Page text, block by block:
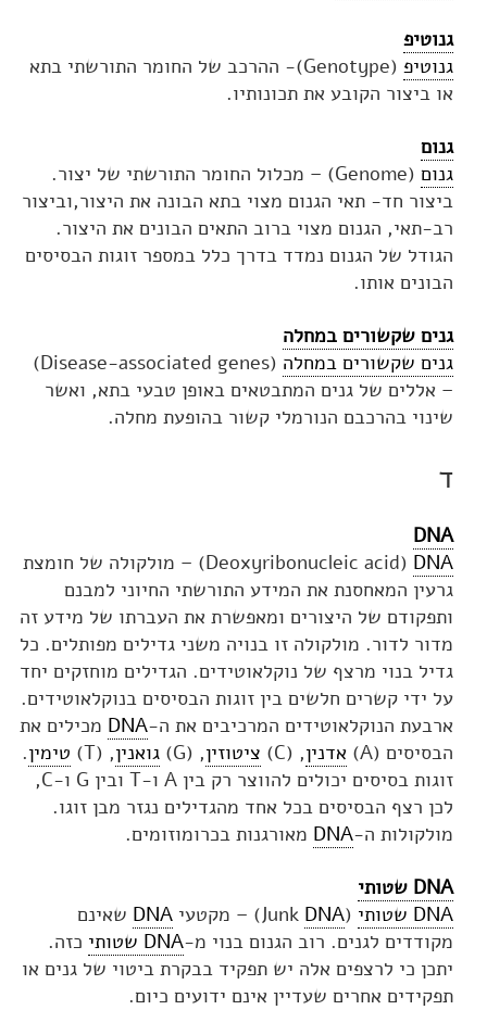
גנוטיפ
גנוטיפ
(Genotype)- ההרכב של החומר התורשתי בתא
או ביצור הקובע את תכונותיו.
גנום
גנום
(Genome) – מכלול החומר התורשתי של יצור.
ביצור חד- תאי הגנום מצוי בתא הבונה את היצור,וביצור
רב-תאי, הגנום מצוי ברוב התאים הבונים את היצור.
הגודל של הגנום נמדד בדרך כלל במספר זוגות הבסיסים
הבונים אותו.
גנים שקשורים במחלה
גנים שקשורים במחלה
(Disease-associated genes)
– אללים של גנים המתבטאים באופן טבעי בתא, ואשר
שינוי בהרכבם הנורמלי קשור בהופעת מחלה.
ד
DNA
DNA
(
Deoxyribonucleic acid) – מולקולה של חומצת
גרעין המאחסנת את המידע התורשתי החיוני למבנם
ותפקודם של היצורים ומאפשרת את העברתו של מידע זה
מדור לדור. מולקולה זו בנויה משני גדילים מפותלים. כל
גדיל בנוי מרצף של נוקלאוטידים. הגדילים מוחזקים יחד
על ידי קשרים חלשים בין זוגות הבסיסים בנוקלאוטידים.
ארבעת הנוקלאוטידים המרכיבים את ה-DNA מכילים את
הבסיסים (A)
אדנין, (C) ציטוזין, (G) גואנין, (T) טימין.
זוגות בסיסים יכולים להווצר רק בין A ו-T ובין G ו-C,
לכן רצף הבסיסים בכל אחד מהגדילים נגזר מבן זוגו.
מולקולות ה-DNA מאורגנות בכרומוזומים.
DNA שטותי
DNA שטותי
(Junk
DNA ) – מקטעי DNA שאינם
מקודדים לגנים. רוב הגנום בנוי מ-DNA שטותי
כזה.
יתכן כי לרצפים אלה יש תפקיד בבקרת ביטוי של גנים או
תפקידים אחרים שעדיין אינם ידועים כיום.